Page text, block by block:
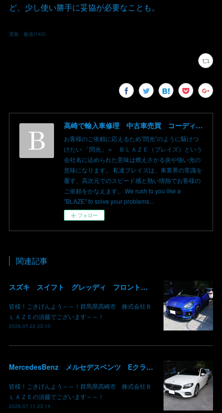
ど、少し使い勝手に妥協が必要なことも。
塗装・鈑金(143)
高崎で輸入車修理 中古車売買 コーディングならBLAZE（ブレイズ）へ│BLAZE Total Car Support & Modify in Takasaki Gunma
お客様のご依頼に応えるため”閃光”のように駆けつ
けたい 「閃光」＝ ＢＬＡＺＥ（ブレイズ）という
会社名に込められた意味は燃えさかる炎や強い光の
意味になります。 私達ブレイズは、車業界の常識を
覆す、高次元でのスピード感と熱い情熱でお客様の
ご依頼をかなえます。 We rush to you like a
"BLAZE" to solve your problems...
フォロー
関連記事
スズキ スイフト グレッディ フロントリップスポイラー リアウイング 塗装 カーボン クリア 持込み部品 取り付け 群馬 高崎
皆様！ごきげんよう～～！群馬県高崎市 株式会社Ｂ
ＬＡＺＥの須藤でございます～～！
2026.07.22 23:10
MercedesBenz メルセデスベンツ Eクラス W213 パネル木目 エアコンルーバー アンビエントライト リアディフューザー 取り付け ブレーキキャリパー 鈑金 板金 塗装 群馬 高崎
皆様！ごきげんよう～～！群馬県高崎市 株式会社Ｂ
ＬＡＺＥの須藤でございます～～！
2026.07.11 23:14